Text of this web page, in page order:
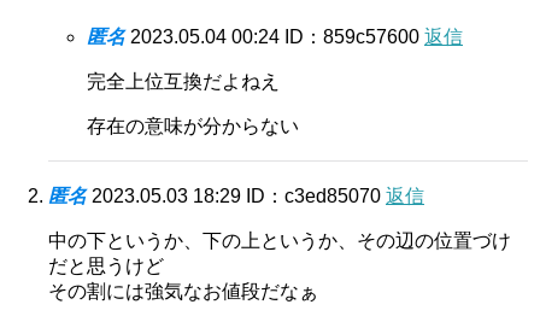
匿名 2023.05.04 00:24 ID：859c57600 返信
完全上位互換だよねえ
存在の意味が分からない
匿名 2023.05.03 18:29 ID：c3ed85070 返信
中の下というか、下の上というか、その辺の位置づけ
だと思うけど
その割には強気なお値段だなぁ